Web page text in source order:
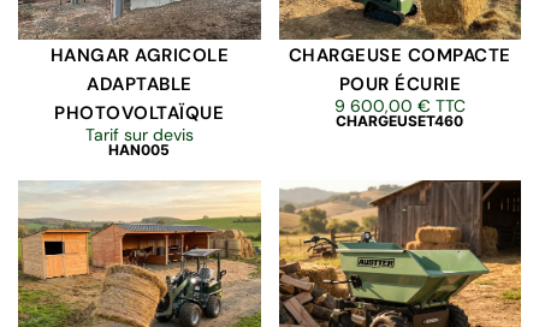
HANGAR AGRICOLE
ADAPTABLE
PHOTOVOLTAÏQUE
Tarif sur devis
HAN005
CHARGEUSE COMPACTE
POUR ÉCURIE
9 600,00 € TTC
CHARGEUSET460